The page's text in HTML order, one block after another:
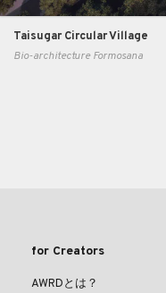
Taisugar Circular Village
Bio-architecture Formosana
for Creators
AWRDとは？